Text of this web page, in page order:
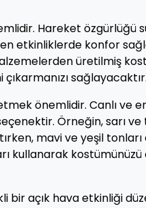
Hareket özgürlüğü
etkinliklerde konfor
üretilmiş
sağlayacaktır.
önemlidir. Canlı ve
Örneğin, sarı
mavi ve yeşil
kullanarak
bir açık hava etkinliği